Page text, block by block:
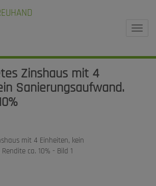
Zinshaus mit 4
Sanierungsaufwand.